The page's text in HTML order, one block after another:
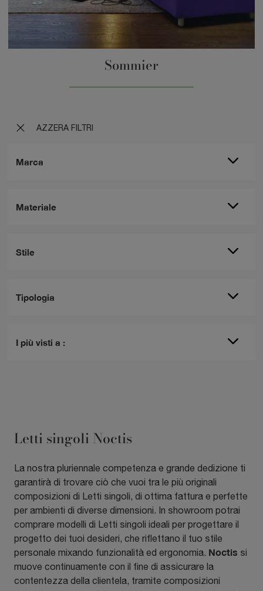
AZZERA FILTRI
Marca
Materiale
Stile
Tipologia
I più visti a :
Sommier
Letti singoli Noctis
La nostra pluriennale competenza e grande dedizione ti
garantirà di trovare ciò che vuoi tra le più originali
composizioni di Letti singoli, di ottima fattura e perfette
per ambienti di diverse dimensioni. In showroom potrai
comprare modelli di Letti singoli ideali per progettare il
progetto dei tuoi desideri, che riflettano il tuo stile
personale mixando funzionalità ed ergonomia. Noctis si
muove continuamente con il fine di assicurare la
contentezza della clientela, tramite composizioni